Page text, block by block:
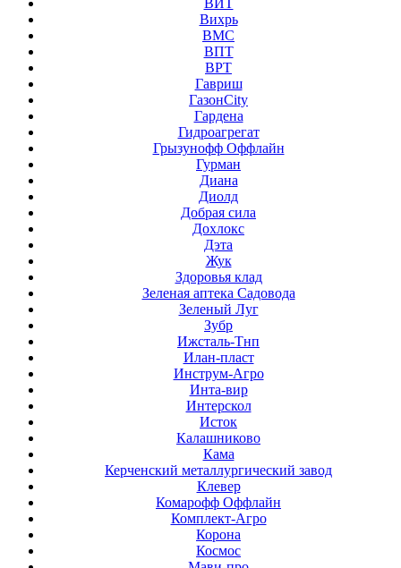
ВИТ
Вихрь
ВМС
ВПТ
ВРТ
Гавриш
ГазонCity
Гардена
Гидроагрегат
Грызунофф Оффлайн
Гурман
Диана
Диолд
Добрая сила
Дохлокс
Дэта
Жук
Здоровья клад
Зеленая аптека Садовода
Зеленый Луг
Зубр
Ижсталь-Тнп
Илан-пласт
Инструм-Агро
Инта-вир
Интерскол
Исток
Калашниково
Кама
Керченский металлургический завод
Клевер
Комарофф Оффлайн
Комплект-Агро
Корона
Космос